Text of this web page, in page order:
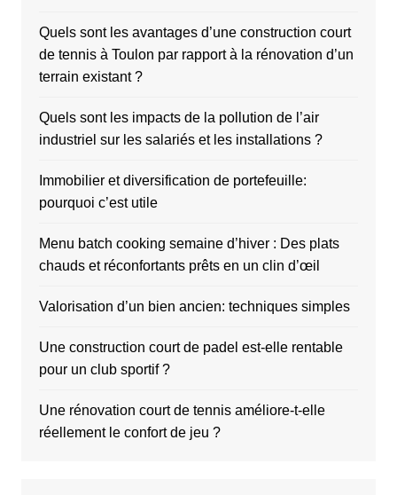
Quels sont les avantages d’une construction court
de tennis à Toulon par rapport à la rénovation d’un
terrain existant ?
Quels sont les impacts de la pollution de l’air
industriel sur les salariés et les installations ?
Immobilier et diversification de portefeuille:
pourquoi c’est utile
Menu batch cooking semaine d’hiver : Des plats
chauds et réconfortants prêts en un clin d’œil
Valorisation d’un bien ancien: techniques simples
Une construction court de padel est-elle rentable
pour un club sportif ?
Une rénovation court de tennis améliore-t-elle
réellement le confort de jeu ?